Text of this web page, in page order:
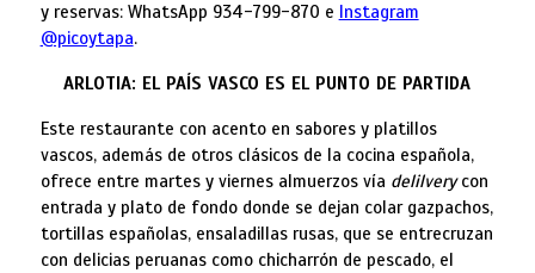
y reservas: WhatsApp 934-799-870 e Instagram
@picoytapa.
ARLOTIA: EL PAÍS VASCO ES EL PUNTO DE PARTIDA
Este restaurante con acento en sabores y platillos
vascos, además de otros clásicos de la cocina española,
ofrece entre martes y viernes almuerzos vía delilverycon
entrada y plato de fondo donde se dejan colar gazpachos,
tortillas españolas, ensaladillas rusas, que se entrecruzan
con delicias peruanas como chicharrón de pescado, el